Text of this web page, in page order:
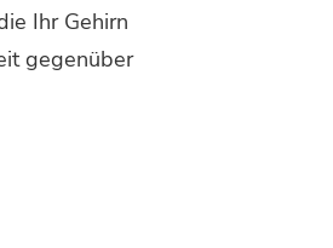
Ihr Gehirn
gegenüber